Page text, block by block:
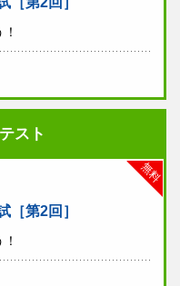
スト
無料
［第2回］